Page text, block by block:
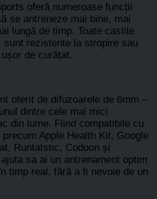
oferă numeroase funcții
se antreneze mai bine, mai
lungă de timp. Toate castile
sunt rezistente la stropire sau
de curățat.
oferit de difuzoarele de 6mm –
dintre cele mai mici
din lume. Fiind compatibile cu
Apple Health Kit, Google
Runtatstic, Codoon și
sa ai un antrenament optim
timp real, fără a fi nevoie de un